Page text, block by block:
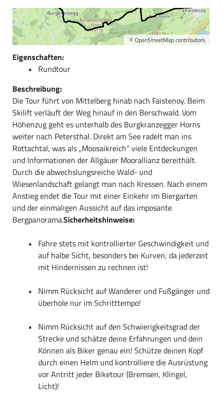
© OpenStreetMapcontributors.
Kurzbeschreibung:
Abwechslungsreiche Naturbiken-Tour durch Wald- und
Wiesenlandschaften und imposantem Bergpanorama.
Eigenschaften:
Rundtour
Beschreibung:
Die Tour führt von Mittelberg hinab nach Faistenoy. Beim
Skilift verläuft der Weg hinauf in den Berschwald. Vom
Höhenzug geht es unterhalb des Burgkranzegger Horns
weiter nach Petersthal. Direkt am See radelt man ins
Rottachtal, was als „Moosaikreich“ viele Entdeckungen
und Informationen der Allgäuer Moorallianz bereithält.
Durch die abwechslungsreiche Wald- und
Wiesenlandschaft gelangt man nach Kressen. Nach einem
Anstieg endet die Tour mit einer Einkehr im Biergarten
und der einmaligen Aussicht auf das imposante
Bergpanorama.Sicherheitshinweise:
Fahre stets mit kontrollierter Geschwindigkeit und
auf halbe Sicht, besonders bei Kurven, da jederzeit
mit Hindernissen zu rechnen ist!
Nimm Rücksicht auf Wanderer und Fußgänger und
überhole nur im Schritttempo!
Nimm Rücksicht auf den Schwierigkeitsgrad der
Strecke und schätze deine Erfahrungen und dein
Können als Biker genau ein! Schütze deinen Kopf
durch einen Helm und kontrolliere die Ausrüstung
vor Antritt jeder Biketour (Bremsen, Klingel,
Licht)!